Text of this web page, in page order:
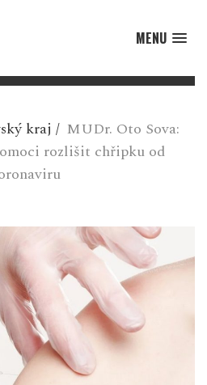
MENU
kraj / MUDr. Oto Sova:
rozlišit chřipku od